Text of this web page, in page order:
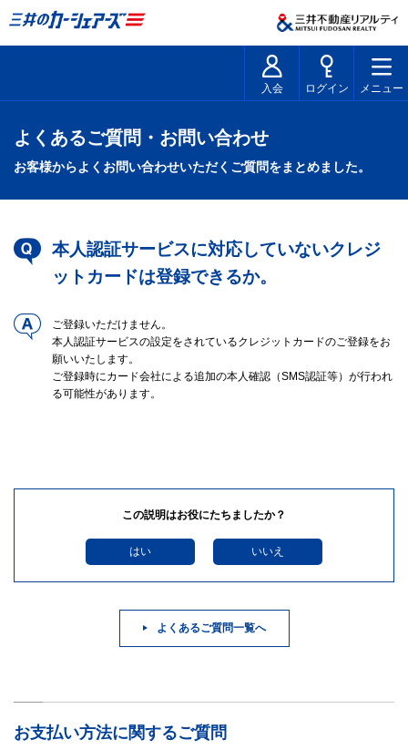
入会 ログイン メニュー
よくあるご質問・お問い合わせ
お客様からよくお問い合わせいただくご質問をまとめました。
本人認証サービスに対応していないクレジ
ットカードは登録できるか。
ご登録いただけません。
本人認証サービスの設定をされているクレジットカードのご登録をお
願いいたします。
ご登録時にカード会社による追加の本人確認（SMS認証等）が行われ
る可能性があります。
この説明はお役にたちましたか？
はい いいえ
よくあるご質問一覧へ
お支払い方法に関するご質問